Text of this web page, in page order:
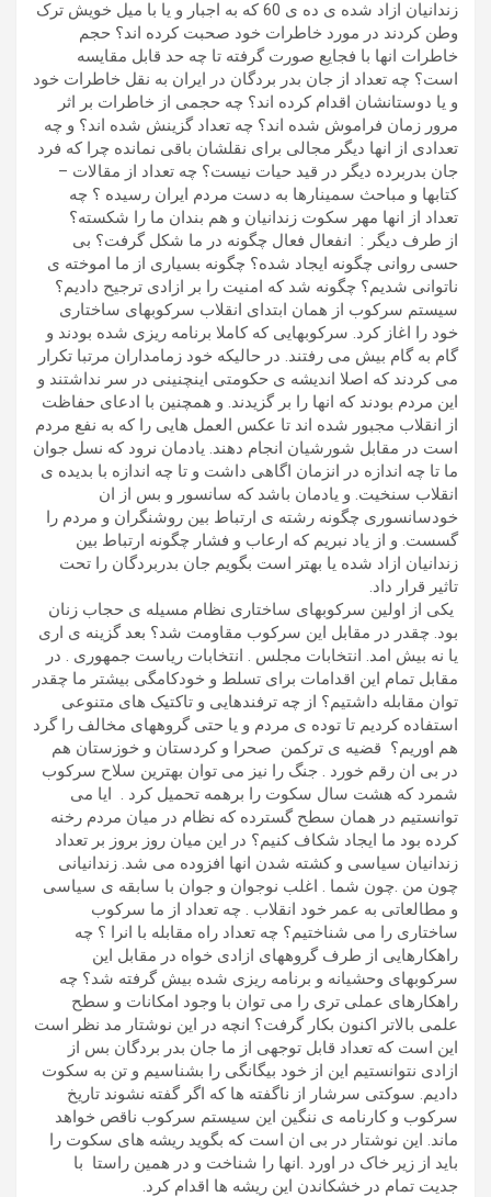
زندانیان ازاد شده ی ده ی 60 که به اجبار و یا با میل خویش ترک
وطن کردند در مورد خاطرات خود صحبت کرده اند؟ حجم
خاطرات انها با فجایع صورت گرفته تا چه حد قابل مقایسه
است؟ چه تعداد از جان بدر بردگان در ایران به نقل خاطرات خود
و یا دوستانشان اقدام کرده اند؟ چه حجمی از خاطرات بر اثر
مرور زمان فراموش شده اند؟ چه تعداد گزینش شده اند؟ و چه
تعدادی از انها دیگر مجالی برای نقلشان باقی نمانده چرا که فرد
جان بدربرده دیگر در قید حیات نیست؟ چه تعداد از مقالات –
کتابها و مباحث سمینارها به دست مردم ایران رسیده ؟ چه
تعداد از انها مهر سکوت زندانیان و هم بندان ما را شکسته؟
از طرف دیگر : انفعال فعال چگونه در ما شکل گرفت؟ بی
حسی روانی چگونه ایجاد شده؟ چگونه بسیاری از ما اموخته ی
ناتوانی شدیم؟ چگونه شد که امنیت را بر ازادی ترجیح دادیم؟
سیستم سرکوب از همان ابتدای انقلاب سرکوبهای ساختاری
خود را اغاز کرد. سرکوبهایی که کاملا برنامه ریزی شده بودند و
گام به گام بیش می رفتند. در حالیکه خود زمامداران مرتبا تکرار
می کردند که اصلا اندیشه ی حکومتی اینچنینی در سر نداشتند و
این مردم بودند که انها را بر گزیدند. و همچنین با ادعای حفاظت
از انقلاب مجبور شده اند تا عکس العمل هایی را که به نفع مردم
است در مقابل شورشیان انجام دهند. یادمان نرود که نسل جوان
ما تا چه اندازه در انزمان اگاهی داشت و تا چه اندازه با بدیده ی
انقلاب سنخیت. و یادمان باشد که سانسور و بس از ان
خودسانسوری چگونه رشته ی ارتباط بین روشنگران و مردم را
گسست. و از یاد نبریم که ارعاب و فشار چگونه ارتباط بین
زندانیان ازاد شده یا بهتر است بگویم جان بدربردگان را تحت
تاثیر قرار داد.
یکی از اولین سرکوبهای ساختاری نظام مسیله ی حجاب زنان
بود. چقدر در مقابل این سرکوب مقاومت شد؟ بعد گزینه ی اری
یا نه بیش امد. انتخابات مجلس . انتخابات ریاست جمهوری . در
مقابل تمام این اقدامات برای تسلط و خودکامگی بیشتر ما چقدر
توان مقابله داشتیم؟ از چه ترفندهایی و تاکتیک های متنوعی
استفاده کردیم تا توده ی مردم و یا حتی گروههای مخالف را گرد
هم اوریم؟ قضیه ی ترکمن صحرا و کردستان و خوزستان هم
در بی ان رقم خورد . جنگ را نیز می توان بهترین سلاح سرکوب
شمرد که هشت سال سکوت را برهمه تحمیل کرد . ایا می
توانستیم در همان سطح گسترده که نظام در میان مردم رخنه
کرده بود ما ایجاد شکاف کنیم؟ در این میان روز بروز بر تعداد
زندانیان سیاسی و کشته شدن انها افزوده می شد. زندانیانی
چون من .چون شما . اغلب نوجوان و جوان با سابقه ی سیاسی
و مطالعاتی به عمر خود انقلاب . چه تعداد از ما سرکوب
ساختاری را می شناختیم؟ چه تعداد راه مقابله با انرا ؟ چه
راهکارهایی از طرف گروههای ازادی خواه در مقابل این
سرکوبهای وحشیانه و برنامه ریزی شده بیش گرفته شد؟ چه
راهکارهای عملی تری را می توان با وجود امکانات و سطح
علمی بالاتر اکنون بکار گرفت؟ انچه در این نوشتار مد نظر است
این است که تعداد قابل توجهی از ما جان بدر بردگان بس از
ازادی نتوانستیم این از خود بیگانگی را بشناسیم و تن به سکوت
دادیم. سوکتی سرشار از ناگفته ها که اگر گفته نشوند تاریخ
سرکوب و کارنامه ی ننگین این سیستم سرکوب ناقص خواهد
ماند. این نوشتار در بی ان است که بگوید ریشه های سکوت را
باید از زیر خاک در اورد .انها را شناخت و در همین راستا با
جدیت تمام در خشکاندن این ریشه ها اقدام کرد.